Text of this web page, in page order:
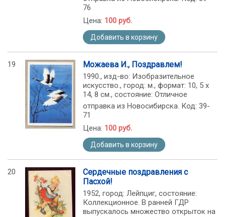
76
Цена: 100 руб.
Добавить в корзину
19 Можаева И., Поздравлем!
1990., изд-во: Изобразительное
искусство., город: м., формат: 10, 5 х
14, 8 см., состояние: Отличное
отправка из Новосибирска. Код: 39-
71
Цена: 100 руб.
Добавить в корзину
20
Сердечные поздравления с
Пасхой!
1952, город: Лейпциг, состояние:
Коллекционное. В ранней ГДР
выпускалось множество открыток на